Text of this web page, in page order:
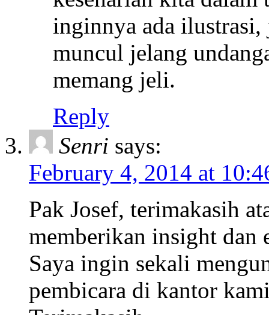
inginnya ada ilustrasi,
muncul jelang
memang jeli.
Reply
Senri says:
February 4, 2014 at
Pak Josef, terimakasih
memberikan insight dan
Saya ingin sekali
pembicara di kantor